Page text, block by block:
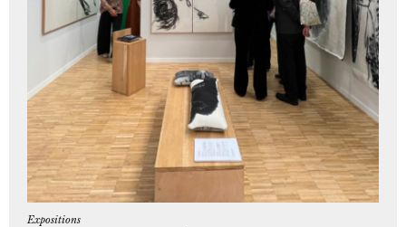
Expositions